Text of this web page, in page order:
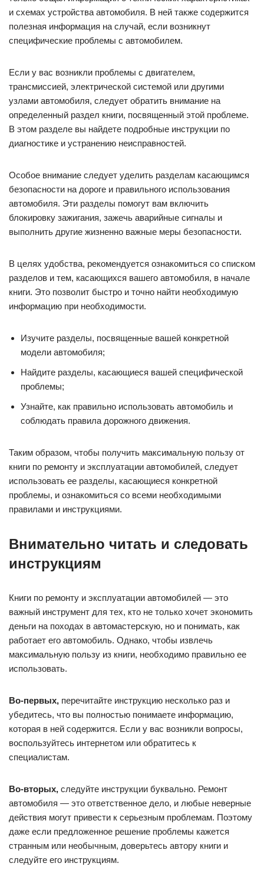
и схемах устройства автомобиля. В ней также содержится
полезная информация на случай, если возникнут
специфические проблемы с автомобилем.
Если у вас возникли проблемы с двигателем,
трансмиссией, электрической системой или другими
узлами автомобиля, следует обратить внимание на
определенный раздел книги, посвященный этой проблеме.
В этом разделе вы найдете подробные инструкции по
диагностике и устранению неисправностей.
Особое внимание следует уделить разделам касающимся
безопасности на дороге и правильного использования
автомобиля. Эти разделы помогут вам включить
блокировку зажигания, зажечь аварийные сигналы и
выполнить другие жизненно важные меры безопасности.
В целях удобства, рекомендуется ознакомиться со списком
разделов и тем, касающихся вашего автомобиля, в начале
книги. Это позволит быстро и точно найти необходимую
информацию при необходимости.
Изучите разделы, посвященные вашей конкретной
модели автомобиля;
Найдите разделы, касающиеся вашей специфической
проблемы;
Узнайте, как правильно использовать автомобиль и
соблюдать правила дорожного движения.
Таким образом, чтобы получить максимальную пользу от
книги по ремонту и эксплуатации автомобилей, следует
использовать ее разделы, касающиеся конкретной
проблемы, и ознакомиться со всеми необходимыми
правилами и инструкциями.
Внимательно читать и следовать
инструкциям
Книги по ремонту и эксплуатации автомобилей — это
важный инструмент для тех, кто не только хочет экономить
деньги на походах в автомастерскую, но и понимать, как
работает его автомобиль. Однако, чтобы извлечь
максимальную пользу из книги, необходимо правильно ее
использовать.
Во-первых, перечитайте инструкцию несколько раз и
убедитесь, что вы полностью понимаете информацию,
которая в ней содержится. Если у вас возникли вопросы,
воспользуйтесь интернетом или обратитесь к
специалистам.
Во-вторых, следуйте инструкции буквально. Ремонт
автомобиля — это ответственное дело, и любые неверные
действия могут привести к серьезным проблемам. Поэтому
даже если предложенное решение проблемы кажется
странным или необычным, доверьтесь автору книги и
следуйте его инструкциям.